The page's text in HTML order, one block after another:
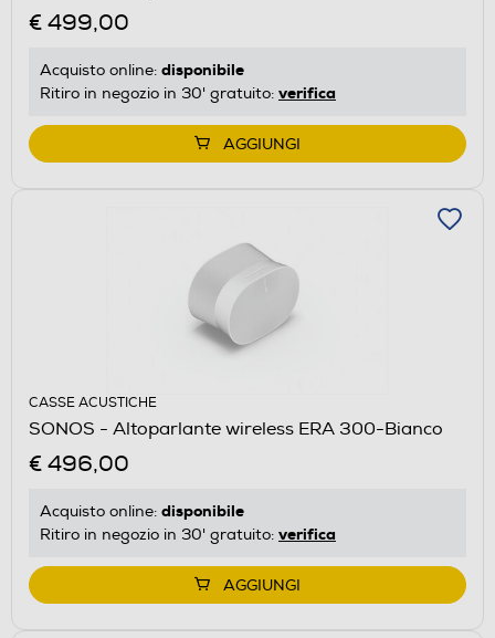
€ 499,00
Acquisto online: disponibile
Ritiro in negozio in 30' gratuito: verifica
AGGIUNGI
CASSE ACUSTICHE
SONOS - Altoparlante wireless ERA 300-Bianco
€ 496,00
Acquisto online: disponibile
Ritiro in negozio in 30' gratuito: verifica
AGGIUNGI